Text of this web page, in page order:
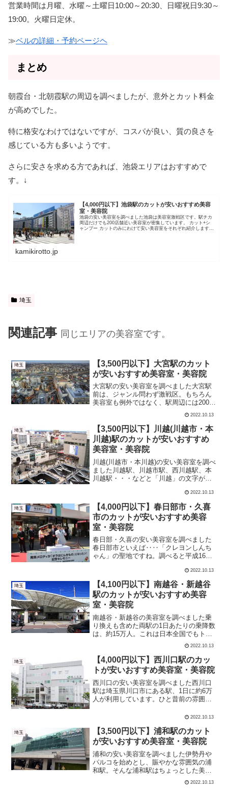
営業時間は月曜、水曜～土曜日10:00～20:30、日曜祝日9:30～
19:00。火曜日定休。
≫ベルの詳細・予約ページヘ
まとめ
朝霞台・北朝霞駅の周辺を調べましたが、意外とカット料金
が高めでした。
特に格安なわけではないですが、コスパが良い、質の良さを
感じている方も多いようです。
さらに安さを求める方であれば、池袋エリアはおすすめで
す。↓
【4,000円以下】池袋駅のカットが安いおすすめ美容
室・美容院
池袋の安い美容室を調べました池袋は美容室激戦区です。駅チカ
周辺だけでも200店舗近い美容室が密集しています。 カット+シ
ャンプー カットのみにわけて安い美容室をそれぞれ紹介します。
kamikirotto.jp
埼玉
関連記事 同じエリアの美容室です。
埼玉
【3,500円以下】大宮駅のカット
が安いおすすめ美容室・美容院
大宮駅の安い美容室を調べました大宮駅
前は、ジャンル問わず激戦区。もちろん
美容室も例外ではなく、駅周辺には200店
ら、特に格安な美容室を調べました。 カ
ット＋シャンプー カットのみにわけて紹
介します。【カット...
2022.10.13
埼玉
【3,500円以下】川越(川越市・本
川越)駅のカットが安いおすすめ
美容室・美容院
川越(川越市・本川越)の安い美容室を調べ
ました川越駅、川越市駅、西川越駅、本
川越駅・・・などと「川越」の文字が入
は戸惑ってしまうこともあるでしょう。
そんな川越駅エリアには数多くの美容室
があり、およそ200...
2022.10.13
埼玉
【4,000円以下】春日部市・久喜
市のカットが安いおすすめ美容
室・美容院
春日部・久喜の安い美容室を調べました
春日部市といえば‥‥「クレヨンしんち
ゃん」の聖地ですね。調べると平成16年
す。クレヨンしんちゃんは春日部市に根
付いているのですね。そんな春日部・久
喜エリアには約150件...
2022.10.13
埼玉
【4,100円以下】南越谷・新越谷
駅のカットが安いおすすめ美容
室・美容院
南越谷・新越谷の美容室を調べました乗
り換えも含めた両駅の1日あたりの乗降数
は、約15万人。これは日本全国でもトッ
な南越谷・新越谷駅周辺には、約50店舗
もの美容室がひしめきあっています。 カ
ット＋シャンプー...
2022.10.13
埼玉
【4,000円以下】西川口駅のカッ
トが安いおすすめ美容室・美容院
西川口の安い美容室を調べました西川口
駅は埼玉県川口市にある駅、1日に約6万
人が利用しています。ひと昔前の雰囲気
料理屋さんも。そんな西川口駅エリア周
ト＋シャンプー カ...
2022.10.13
埼玉
【3,500円以下】浦和駅のカット
が安いおすすめ美容室・美容院
浦和の安い美容室を調べました伊勢丹や
パルコを始めとし、賑やかな雰囲気の浦
和駅。そんな浦和駅はちょっとした美容
近くがしのぎを削っています。今回はそ
2022.10.13